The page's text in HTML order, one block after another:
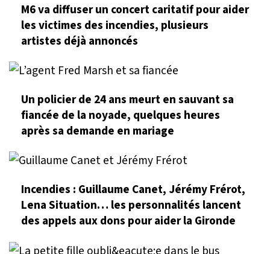
M6 va diffuser un concert caritatif pour aider
les victimes des incendies, plusieurs
artistes déjà annoncés
Un policier de 24 ans meurt en sauvant sa
fiancée de la noyade, quelques heures
après sa demande en mariage
Incendies : Guillaume Canet, Jérémy Frérot,
Lena Situation… les personnalités lancent
des appels aux dons pour aider la Gironde